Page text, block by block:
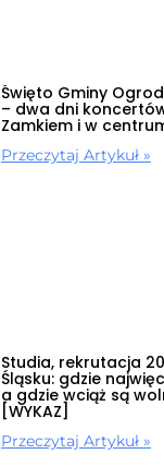
Święto Gminy
– dwa dni
Zamkiem i w
Przeczytaj Artykuł »
Studia, rekrutacja
Śląsku: gdzie
a gdzie wciąż są
[WYKAZ]
Przeczytaj Artykuł »